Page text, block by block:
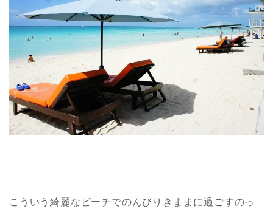
こういう綺麗なビーチでのんびりきままに過ごすのっ